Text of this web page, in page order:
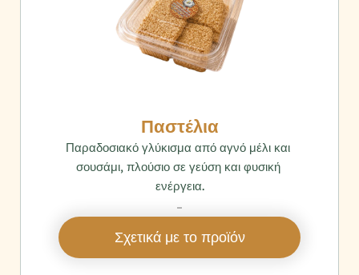
Παστέλια
Παραδοσιακό γλύκισμα από αγνό μέλι και
σουσάμι, πλούσιο σε γεύση και φυσική
ενέργεια.
‎
Σχετικά με το προϊόν